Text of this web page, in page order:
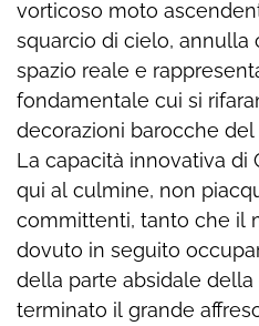
vorticoso moto
squarcio di cielo,
spazio reale e
fondamentale cui si
decorazioni barocche
La capacità innovativa di
qui al culmine, non
committenti, tanto che il
dovuto in seguito
della parte absidale
terminato il grande